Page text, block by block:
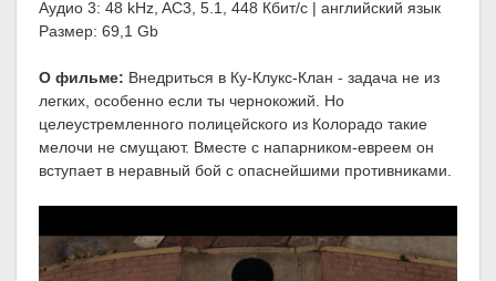
Аудио 3: 48 kHz, AC3, 5.1, 448 Кбит/с | английский язык
Размер: 69,1 Gb
О фильме: Внедриться в Ку-Клукс-Клан - задача не из
легких, особенно если ты чернокожий. Но
целеустремленного полицейского из Колорадо такие
мелочи не смущают. Вместе с напарником-евреем он
вступает в неравный бой с опаснейшими противниками.